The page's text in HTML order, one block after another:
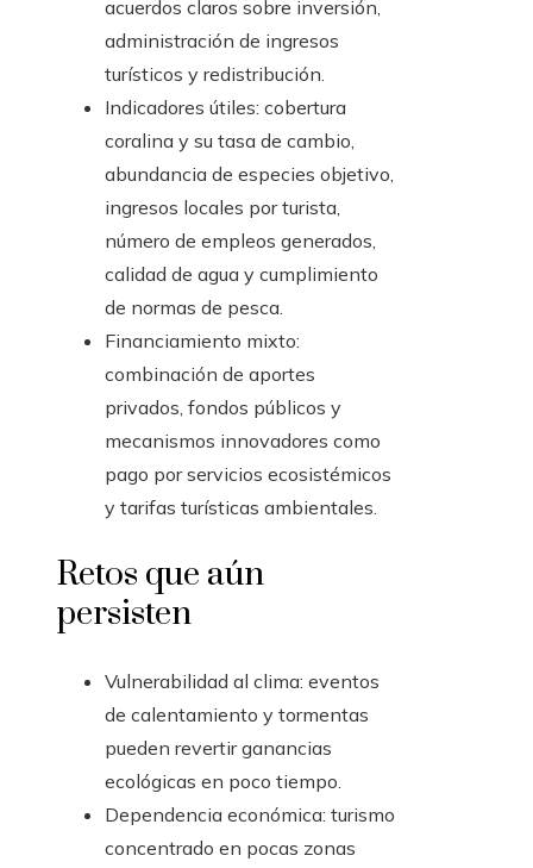
acuerdos claros sobre inversión,
administración de ingresos
turísticos y redistribución.
Indicadores útiles: cobertura
coralina y su tasa de cambio,
abundancia de especies objetivo,
ingresos locales por turista,
número de empleos generados,
calidad de agua y cumplimiento
de normas de pesca.
Financiamiento mixto:
combinación de aportes
privados, fondos públicos y
mecanismos innovadores como
pago por servicios ecosistémicos
y tarifas turísticas ambientales.
Retos que aún
persisten
Vulnerabilidad al clima: eventos
de calentamiento y tormentas
pueden revertir ganancias
ecológicas en poco tiempo.
Dependencia económica: turismo
concentrado en pocas zonas